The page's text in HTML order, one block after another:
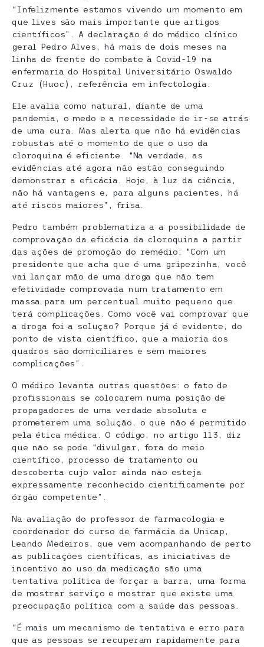
“Infelizmente estamos vivendo um momento em
que lives são mais importante que artigos
científicos”. A declaração é do médico clínico
geral Pedro Alves, há mais de dois meses na
linha de frente do combate à Covid-19 na
enfermaria do Hospital Universitário Oswaldo
Cruz (Huoc), referência em infectologia.
Ele avalia como natural, diante de uma
pandemia, o medo e a necessidade de ir-se atrás
de uma cura. Mas alerta que não há evidências
robustas até o momento de que o uso da
cloroquina é eficiente. “Na verdade, as
evidências até agora não estão conseguindo
demonstrar a eficácia. Hoje, à luz da ciência,
não há vantagens e, para alguns pacientes, há
até riscos maiores”, frisa.
Pedro também problematiza a a possibilidade de
comprovação da eficácia da cloroquina a partir
das ações de promoção do remédio: “Com um
presidente que acha que é uma gripezinha, você
vai lançar mão de uma droga que não tem
efetividade comprovada num tratamento em
massa para um percentual muito pequeno que
terá complicações. Como você vai comprovar que
a droga foi a solução? Porque já é evidente, do
ponto de vista científico, que a maioria dos
quadros são domiciliares e sem maiores
complicações”.
O médico levanta outras questões: o fato de
profissionais se colocarem numa posição de
propagadores de uma verdade absoluta e
prometerem uma solução, o que não é permitido
pela ética médica. O código, no artigo 113, diz
que não se pode “divulgar, fora do meio
científico, processo de tratamento ou
descoberta cujo valor ainda não esteja
expressamente reconhecido cientificamente por
órgão competente”.
Na avaliação do professor de farmacologia e
coordenador do curso de farmácia da Unicap,
Leando Medeiros, que vem acompanhando de perto
as publicações científicas, as iniciativas de
incentivo ao uso da medicação são uma
tentativa política de forçar a barra, uma forma
de mostrar serviço e mostrar que existe uma
preocupação política com a saúde das pessoas.
“É mais um mecanismo de tentativa e erro para
que as pessoas se recuperam rapidamente para